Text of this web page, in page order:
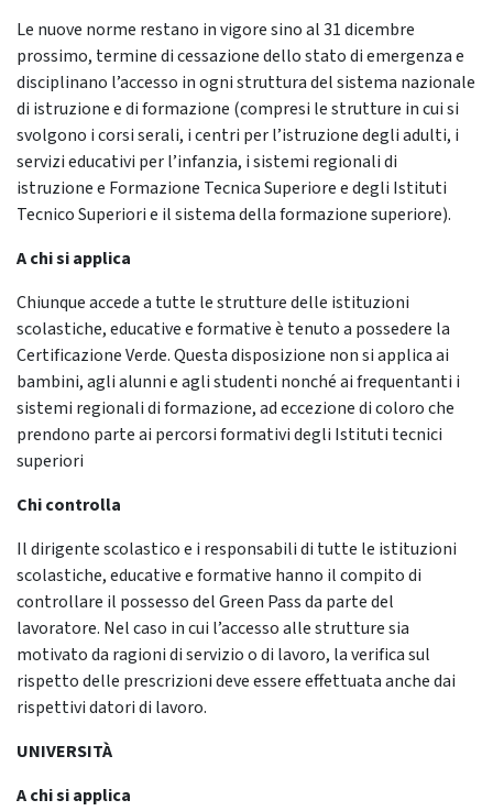
Le nuove norme restano in vigore sino al 31 dicembre
prossimo, termine di cessazione dello stato di emergenza e
disciplinano l’accesso in ogni struttura del sistema nazionale
di istruzione e di formazione (compresi le strutture in cui si
svolgono i corsi serali, i centri per l’istruzione degli adulti, i
servizi educativi per l’infanzia, i sistemi regionali di
istruzione e Formazione Tecnica Superiore e degli Istituti
Tecnico Superiori e il sistema della formazione superiore).
A chi si applica
Chiunque accede a tutte le strutture delle istituzioni
scolastiche, educative e formative è tenuto a possedere la
Certificazione Verde. Questa disposizione non si applica ai
bambini, agli alunni e agli studenti nonché ai frequentanti i
sistemi regionali di formazione, ad eccezione di coloro che
prendono parte ai percorsi formativi degli Istituti tecnici
superiori
Chi controlla
Il dirigente scolastico e i responsabili di tutte le istituzioni
scolastiche, educative e formative hanno il compito di
controllare il possesso del Green Pass da parte del
lavoratore. Nel caso in cui l’accesso alle strutture sia
motivato da ragioni di servizio o di lavoro, la verifica sul
rispetto delle prescrizioni deve essere effettuata anche dai
rispettivi datori di lavoro.
UNIVERSITÀ
A chi si applica